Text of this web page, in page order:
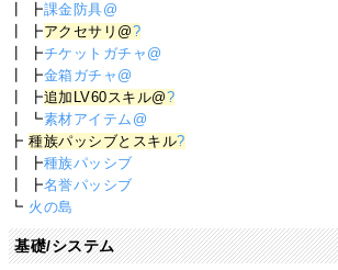
┃ ┣課金防具@
┃ ┣アクセサリ@?
┃ ┣チケットガチャ@
┃ ┣金箱ガチャ@
┃ ┣追加LV60スキル@?
┃ ┗素材アイテム@
┣種族パッシブとスキル?
┃ ┣種族パッシブ
┃ ┣名誉パッシブ
┗ 火の島
基礎/システム